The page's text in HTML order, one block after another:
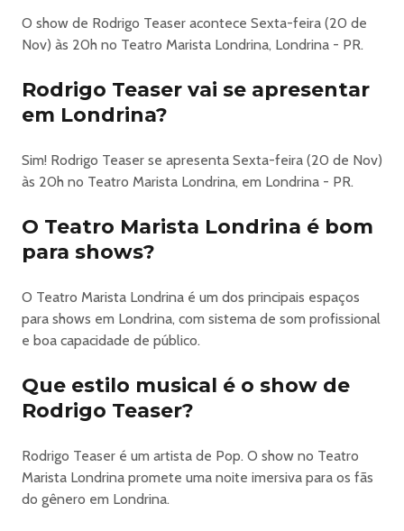
Londrina/PR
Depois de uma trajetória consagrada em mais de 15
York, Dubai, China e mais — o espetáculo “Tributo ao Rei
do Pop” volta a Londrina em grande estilo, no palco do
Reconhecido mundialmente como uma das maiores
homenagens a Michael Jackson já feita, o show apresenta
vivo, bailarinos, figurinos fiéis aos originais e diversas
surpresas que recriam a atmosfera dos lendários
videoclipes do artista. No repertório, os maiores sucessos
da carreira de Michael Jackson, Para proporcionar ao
público uma experiência imersiva, emocionante e
inesquecível o show conta com supervisão coreográfica
de LaVelle Smith Jr (coreógrafo original de Michael
Jackson) e supervisão musical de Kevin Dorsey (co-diretor
musical de Michael Jackson). Mais de 1 milhão de pessoas
já assistiram e você não pode perder.
https://site.blueticket.com.br/evento/40222/rodrigo-teaser-
tributo-ao-rei-do-pop-em-londrina-pr
O show de Rodrigo Teaser acontece Sexta-feira (20 de
Nov) às 20h no Teatro Marista Londrina, Londrina - PR.
Rodrigo Teaser vai se apresentar
em Londrina?
Sim! Rodrigo Teaser se apresenta Sexta-feira (20 de Nov)
às 20h no Teatro Marista Londrina, em Londrina - PR.
O Teatro Marista Londrina é bom
para shows?
O Teatro Marista Londrina é um dos principais espaços
para shows em Londrina, com sistema de som profissional
e boa capacidade de público.
Que estilo musical é o show de
Rodrigo Teaser?
Rodrigo Teaser é um artista de Pop. O show no Teatro
Marista Londrina promete uma noite imersiva para os fãs
do gênero em Londrina.